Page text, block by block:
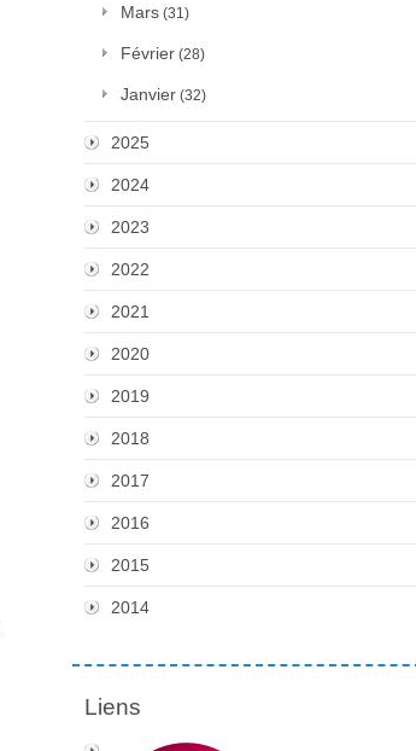
Mars (31)
Février (28)
Janvier (32)
2025
2024
2023
2022
2021
2020
2019
2018
2017
2016
2015
2014
Liens